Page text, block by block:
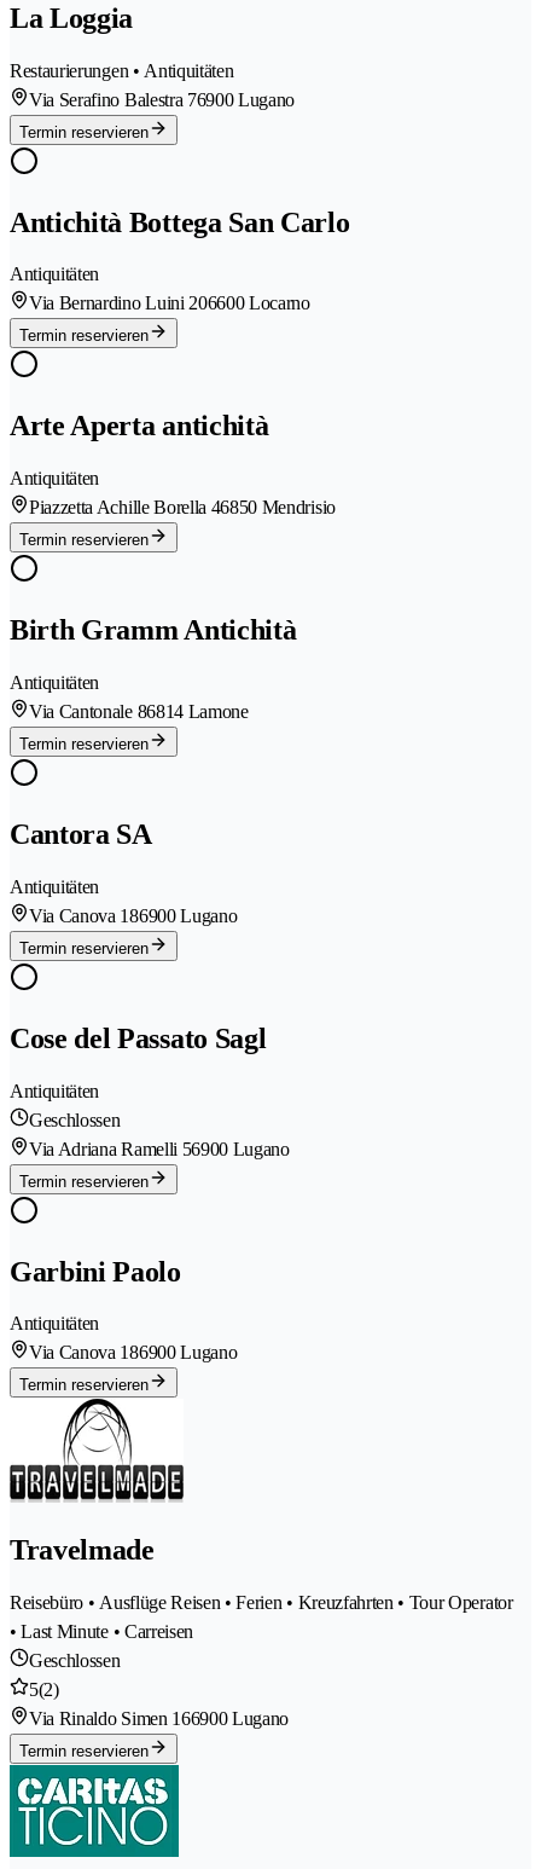
La Loggia
Restaurierungen • Antiquitäten
Via Serafino Balestra 76900 Lugano
Termin reservieren
Antichità Bottega San Carlo
Antiquitäten
Via Bernardino Luini 206600 Locarno
Termin reservieren
Arte Aperta antichità
Antiquitäten
Piazzetta Achille Borella 46850 Mendrisio
Termin reservieren
Birth Gramm Antichità
Antiquitäten
Via Cantonale 86814 Lamone
Termin reservieren
Cantora SA
Antiquitäten
Via Canova 186900 Lugano
Termin reservieren
Cose del Passato Sagl
Antiquitäten
Geschlossen
Via Adriana Ramelli 56900 Lugano
Termin reservieren
Garbini Paolo
Antiquitäten
Via Canova 186900 Lugano
Termin reservieren
Travelmade
Reisebüro • Ausflüge Reisen • Ferien • Kreuzfahrten • Tour Operator
• Last Minute • Carreisen
Geschlossen
5(2)
Via Rinaldo Simen 166900 Lugano
Termin reservieren